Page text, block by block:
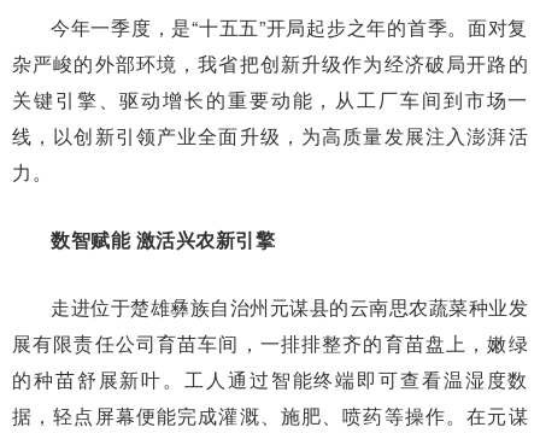
今年一季度，是“十五五”开局起步之年的首季。面对复
杂严峻的外部环境，我省把创新升级作为经济破局开路的
关键引擎、驱动增长的重要动能，从工厂车间到市场一
线，以创新引领产业全面升级，为高质量发展注入澎湃活
力。
数智赋能 激活兴农新引擎
走进位于楚雄彝族自治州元谋县的云南思农蔬菜种业发
展有限责任公司育苗车间，一排排整齐的育苗盘上，嫩绿
的种苗舒展新叶。工人通过智能终端即可查看温湿度数
据，轻点屏幕便能完成灌溉、施肥、喷药等操作。在元谋